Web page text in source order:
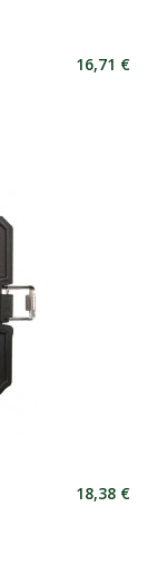
16,71 €
18,38 €